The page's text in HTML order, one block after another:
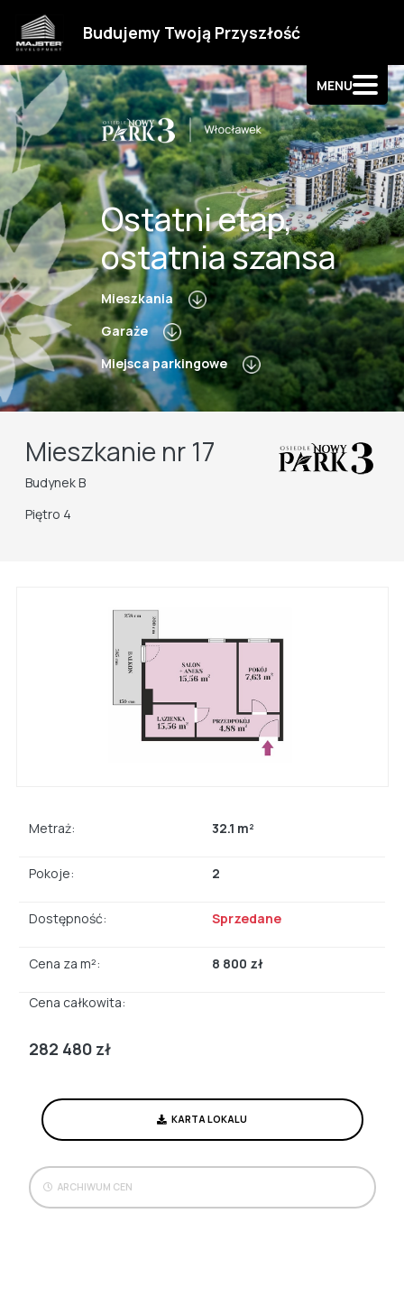
Budujemy Twoją Przyszłość
MENU
Kontakt
Ostatni etap,
ostatnia szansa
Mieszkania
Garaże
Miejsca parkingowe
Mieszkanie nr 17
Budynek B
Piętro 4
Metraż: 32.1 m²
Pokoje: 2
Dostępność: Sprzedane
Cena za m²: 8 800 zł
Cena całkowita:
282 480 zł
KARTA LOKALU
ARCHIWUM CEN